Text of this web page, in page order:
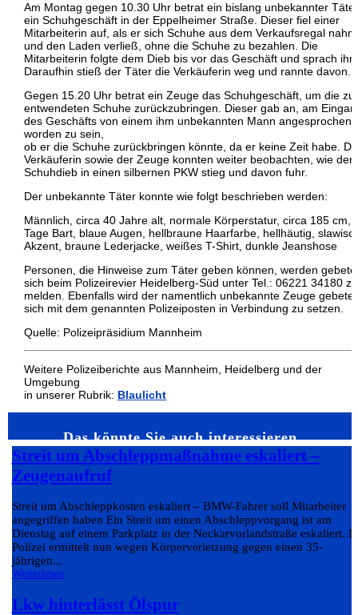
Am Montag gegen 10.30 Uhr betrat ein bislang unbekannter Täter
ein Schuhgeschäft in der Eppelheimer Straße. Dieser fiel einer
Mitarbeiterin auf, als er sich Schuhe aus dem Verkaufsregal nahm
und den Laden verließ, ohne die Schuhe zu bezahlen. Die
Mitarbeiterin folgte dem Dieb bis vor das Geschäft und sprach ihn
Daraufhin stieß der Täter die Verkäuferin weg und rannte davon.
Gegen 15.20 Uhr betrat ein Zeuge das Schuhgeschäft, um die
entwendeten Schuhe zurückzubringen. Dieser gab an, am
des Geschäfts von einem ihm unbekannten Mann angesprochen
worden zu sein,
ob er die Schuhe zurückbringen könnte, da er keine Zeit habe.
Verkäuferin sowie der Zeuge konnten weiter beobachten, wie der
Schuhdieb in einen silbernen PKW stieg und davon fuhr.
Der unbekannte Täter konnte wie folgt beschrieben werden:
Männlich, circa 40 Jahre alt, normale Körperstatur, circa 185 cm,
Tage Bart, blaue Augen, hellbraune Haarfarbe, hellhäutig,
Akzent, braune Lederjacke, weißes T-Shirt, dunkle Jeanshose
Personen, die Hinweise zum Täter geben können, werden
sich beim Polizeirevier Heidelberg-Süd unter Tel.: 06221 34180 zu
melden. Ebenfalls wird der namentlich unbekannte Zeuge
sich mit dem genannten Polizeiposten in Verbindung zu setzen.
Quelle: Polizeipräsidium Mannheim
Weitere Polizeiberichte aus Mannheim, Heidelberg und der
Umgebung
in unserer Rubrik: Blaulicht
Das könnte Sie auch interessieren…
Streit um Abschleppmaßnahme eskaliert –
Zeugenaufruf
Streit um Abschleppkosten eskaliert – BMW-Fahrer soll Mitarbeiter
angegriffen haben Ein Streit um einen Abschleppvorgang ist am
Dienstag auf einem Parkplatz in der Neckarvorlandstraße eskaliert.
Polizei ermittelt nun wegen Körperverletzung gegen einen 35-
jährigen...
Weiterlesen
Lkw hinterlässt Ölspur